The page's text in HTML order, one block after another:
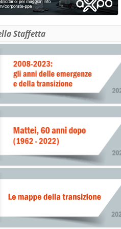
Cer ‘Borgoluce' '
Staffetta